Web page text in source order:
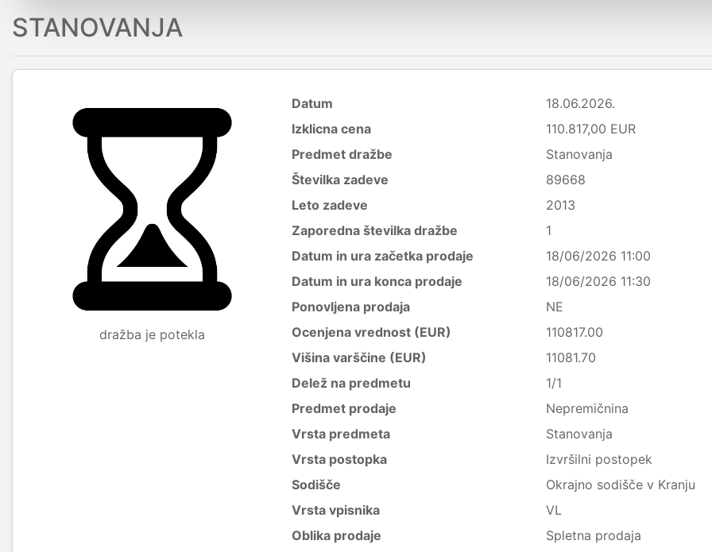
STANOVANJA
dražba je potekla
Datum
18.06.2026.
Izklicna cena
110.817,00 EUR
Predmet dražbe
Stanovanja
Številka zadeve
89668
Leto zadeve
2013
Zaporedna številka dražbe
1
Datum in ura začetka prodaje
18/06/2026 11:00
Datum in ura konca prodaje
18/06/2026 11:30
Ponovljena prodaja
NE
Ocenjena vrednost (EUR)
110817.00
Višina varščine (EUR)
11081.70
Delež na predmetu
1/1
Predmet prodaje
Nepremičnina
Vrsta predmeta
Stanovanja
Vrsta postopka
Izvršilni postopek
Sodišče
Okrajno sodišče v Kranju
Vrsta vpisnika
VL
Oblika prodaje
Spletna prodaja